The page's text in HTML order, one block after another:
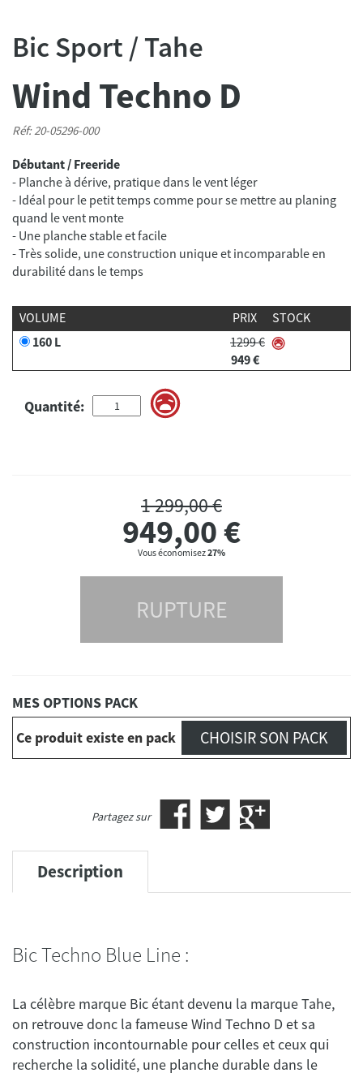
Bic Sport / Tahe
Wind Techno D
Réf: 20-05296-000
Débutant / Freeride
- Planche à dérive, pratique dans le vent léger
- Idéal pour le petit temps comme pour se mettre au planing
quand le vent monte
- Une planche stable et facile
- Très solide, une construction unique et incomparable en
VOLUME PRIX
STOCK
160 L
1299 €
949 €
Quantité:
1 299,00 €
949,00€
Vous économisez27%
RUPTURE
MES OPTIONS PACK
Ce produit existe en pack
CHOISIR SON PACK
Partagez sur
Description
Bic Techno Blue Line :
La célèbre marque Bic étant devenu la marque Tahe,
on retrouve donc la fameuse Wind Techno D et sa
construction incontournable pour celles et ceux qui
recherche la solidité, une planche durable dans le